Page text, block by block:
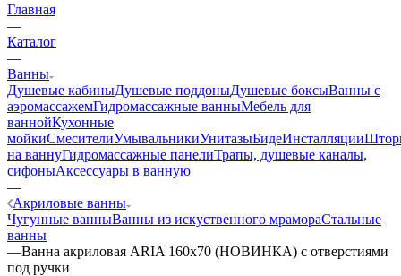
Главная
—
Каталог
—
Ванны
Душевые кабиныДушевые поддоныДушевые боксыВанны с
аэромассажемГидромассажные ванныМебель для
ваннойКухонные
мойкиСмесителиУмывальникиУнитазыБидеИнсталляции
на ваннуГидромассажные панелиТрапы, душевые каналы,
сифоныАксессуары в ванную
—
Акриловые ванны
Чугунные ванныВанны из искуственного мрамораСтальные
ванны
—Ванна акриловая ARIA 160х70 (НОВИНКА) с отверстиями
под ручки